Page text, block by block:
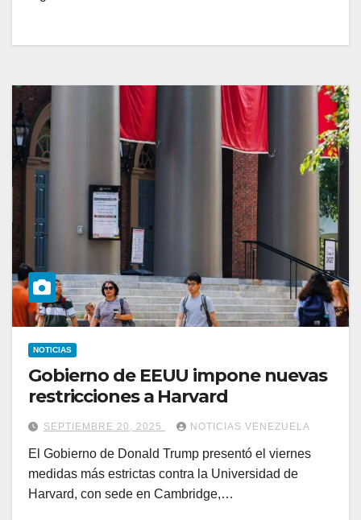
NOTICIAS
Gobierno de EEUU impone nuevas
restricciones a Harvard
SEPTIEMBRE 20, 2025 NOTICIAS VENEZUELA
El Gobierno de Donald Trump presentó el viernes
medidas más estrictas contra la Universidad de
Harvard, con sede en Cambridge,…